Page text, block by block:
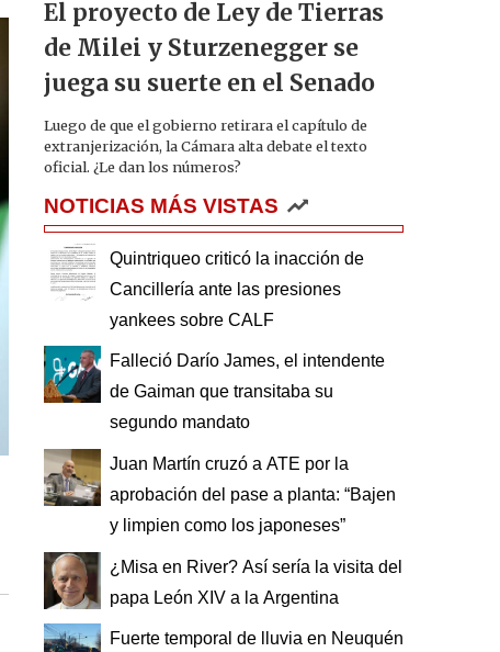
El proyecto de Ley de Tierras
de Milei y Sturzenegger se
juega su suerte en el Senado
Luego de que el gobierno retirara el capítulo de
extranjerización, la Cámara alta debate el texto
oficial. ¿Le dan los números?
NOTICIAS MÁS VISTAS
Quintriqueo criticó la inacción de
Cancillería ante las presiones
yankees sobre CALF
Falleció Darío James, el intendente
de Gaiman que transitaba su
segundo mandato
Juan Martín cruzó a ATE por la
aprobación del pase a planta: “Bajen
y limpien como los japoneses”
¿Misa en River? Así sería la visita del
papa León XIV a la Argentina
Fuerte temporal de lluvia en Neuquén